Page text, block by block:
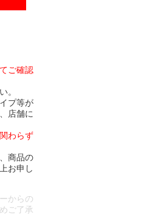
ご確認
。
プ等が
店舗に
わらず
商品の
お申し
からの
ご了承